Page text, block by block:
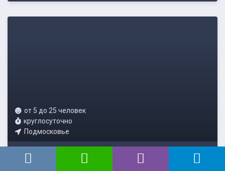
от 5 до 25 человек
круглосуточно
Подмосковье
Аренда беседки на берегу Можайского
водохранилища